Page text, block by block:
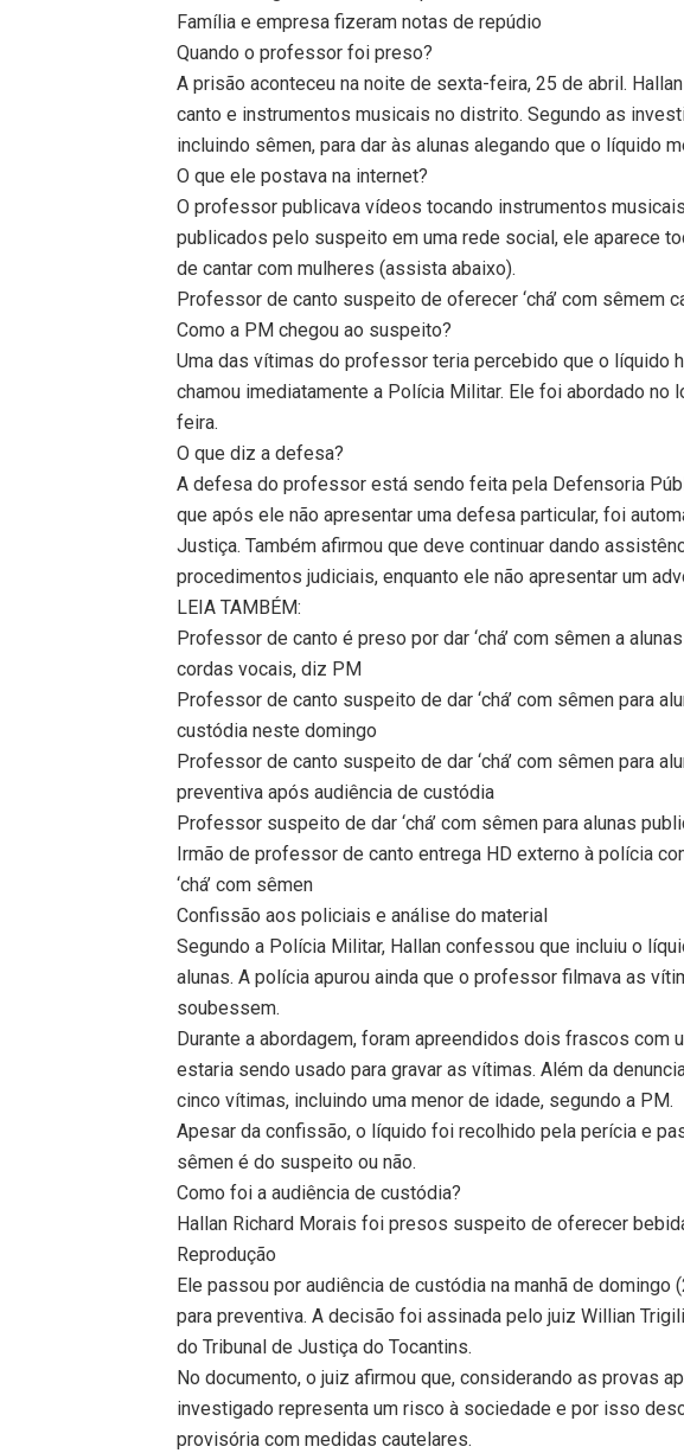
Família e empresa fizeram notas de repúdio
Quando o professor foi preso?
A prisão aconteceu na noite de sexta-feira, 25 de abril.
canto e instrumentos musicais no distrito. Segundo as
incluindo sêmen, para dar às alunas alegando que o líquido
O que ele postava na internet?
O professor publicava vídeos tocando instrumentos
publicados pelo suspeito em uma rede social, ele aparece
de cantar com mulheres (assista abaixo).
Professor de canto suspeito de oferecer ‘chá’ com sêmem
Como a PM chegou ao suspeito?
Uma das vítimas do professor teria percebido que o líquido
chamou imediatamente a Polícia Militar. Ele foi abordado no
feira.
O que diz a defesa?
A defesa do professor está sendo feita pela Defensoria
que após ele não apresentar uma defesa particular, foi
Justiça. Também afirmou que deve continuar dando
procedimentos judiciais, enquanto ele não apresentar um
LEIA TAMBÉM:
Professor de canto é preso por dar ‘chá’ com sêmen a
cordas vocais, diz PM
Professor de canto suspeito de dar ‘chá’ com sêmen para
custódia neste domingo
Professor de canto suspeito de dar ‘chá’ com sêmen para
preventiva após audiência de custódia
Professor suspeito de dar ‘chá’ com sêmen para alunas
Irmão de professor de canto entrega HD externo à polícia
‘chá’ com sêmen
Confissão aos policiais e análise do material
Segundo a Polícia Militar, Hallan confessou que incluiu o
alunas. A polícia apurou ainda que o professor filmava as
soubessem.
Durante a abordagem, foram apreendidos dois frascos com
estaria sendo usado para gravar as vítimas. Além da
cinco vítimas, incluindo uma menor de idade, segundo a PM.
Apesar da confissão, o líquido foi recolhido pela perícia e
sêmen é do suspeito ou não.
Como foi a audiência de custódia?
Hallan Richard Morais foi presos suspeito de oferecer
Reprodução
Ele passou por audiência de custódia na manhã de domingo
para preventiva. A decisão foi assinada pelo juiz Willian
do Tribunal de Justiça do Tocantins.
No documento, o juiz afirmou que, considerando as provas
investigado representa um risco à sociedade e por isso
provisória com medidas cautelares.